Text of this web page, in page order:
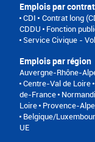
Emplois par contrat
CDI Contrat long
CDDU
Fonction
Service Civique -
Emplois par région
Auvergne-Rhône-
Centre-Val de Loire
de-France
Loire Provence-
Belgique/
UE